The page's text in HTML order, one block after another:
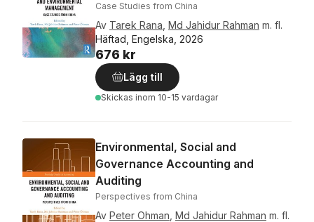
Case Studies from China
Av Tarek Rana Md Jahidur Rahman m. fl.
Häftad, Engelska, 2026
676 kr
Lägg till
Skickas inom 10-15 vardagar
Environmental, Social and
Governance Accounting and
Auditing
Perspectives from China
Av Peter Ohman Md Jahidur Rahman m. fl.